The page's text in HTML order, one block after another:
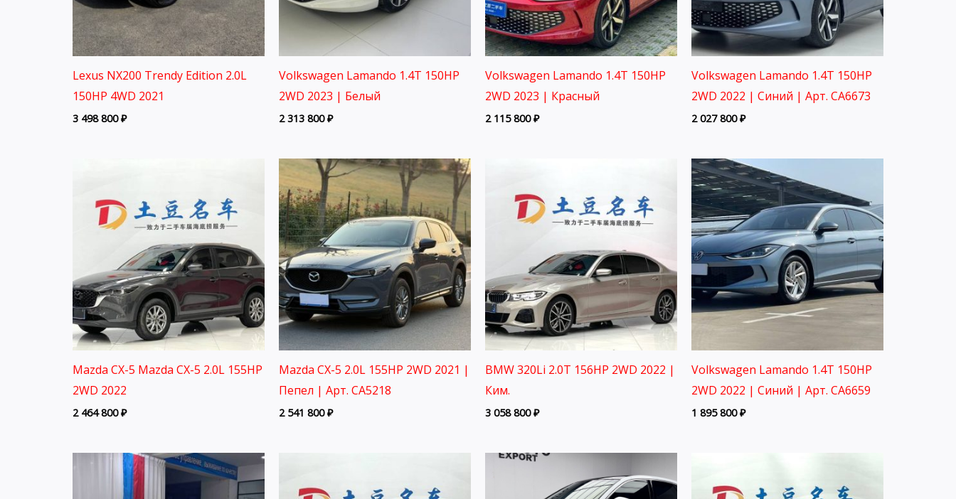
Lexus NX200 Trendy Edition 2.0L
150HP 4WD 2021
3 498 800₽
Volkswagen Lamando 1.4T 150HP
2WD 2023 | Белый
2 313 800₽
Volkswagen Lamando 1.4T 150HP
2WD 2023 | Красный
2 115 800₽
Volkswagen Lamando 1.4T 150HP
2WD 2022 | Синий | Арт. CA6673
2 027 800₽
Mazda CX-5 Mazda CX-5 2.0L 155HP
2WD 2022
2 464 800₽
Mazda CX-5 2.0L 155HP 2WD 2021 |
Пепел | Арт. CA5218
2 541 800₽
BMW 320Li 2.0T 156HP 2WD 2022 |
Ким.
3 058 800₽
Volkswagen Lamando 1.4T 150HP
2WD 2022 | Синий | Арт. CA6659
1 895 800₽